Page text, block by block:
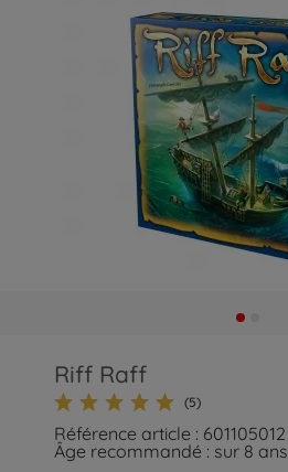
Riff Raff
(5)
Référence article : 601105012
Âge recommandé : sur 8 ans